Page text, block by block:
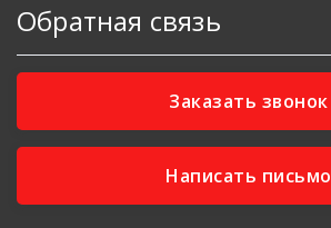
Обратная связь
Заказать звонок
Написать письмо